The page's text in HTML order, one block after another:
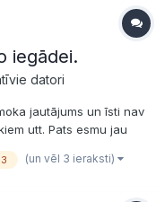
iegādei.
datori
jautājums un īsti nav
utt. Pats esmu jau
var ieteikt man kādu no
(un vēl 3 ieraksti)